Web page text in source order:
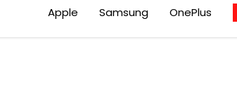
Apple Samsung OnePlus